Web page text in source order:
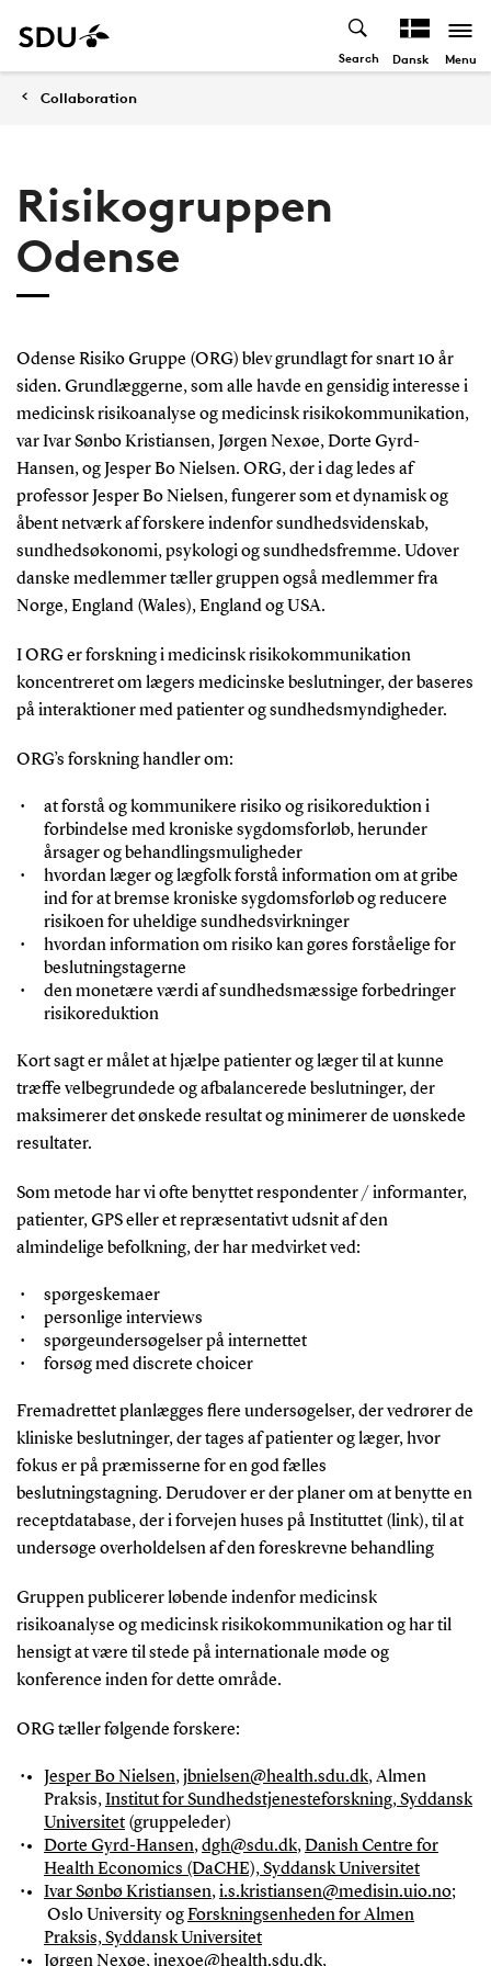
Search Dansk Menu
Collaboration
Risikogruppen
Odense
Odense Risiko Gruppe (ORG) blev grundlagt for snart 10 år
siden. Grundlæggerne, som alle havde en gensidig interesse i
medicinsk risikoanalyse og medicinsk risikokommunikation,
var Ivar Sønbo Kristiansen, Jørgen Nexøe, Dorte Gyrd-
Hansen, og Jesper Bo Nielsen. ORG, der i dag ledes af
professor Jesper Bo Nielsen, fungerer som et dynamisk og
åbent netværk af forskere indenfor sundhedsvidenskab,
sundhedsøkonomi, psykologi og sundhedsfremme. Udover
danske medlemmer tæller gruppen også medlemmer fra
Norge, England (Wales), England og USA.
I ORG er forskning i medicinsk risikokommunikation
koncentreret om lægers medicinske beslutninger, der baseres
på interaktioner med patienter og sundhedsmyndigheder.
ORG’s forskning handler om:
at forstå og kommunikere risiko og risikoreduktion i
forbindelse med kroniske sygdomsforløb, herunder
årsager og behandlingsmuligheder
hvordan læger og lægfolk forstå information om at gribe
ind for at bremse kroniske sygdomsforløb og reducere
risikoen for uheldige sundhedsvirkninger
hvordan information om risiko kan gøres forståelige for
beslutningstagerne
den monetære værdi af sundhedsmæssige forbedringer
risikoreduktion
Kort sagt er målet at hjælpe patienter og læger til at kunne
træffe velbegrundede og afbalancerede beslutninger, der
maksimerer det ønskede resultat og minimerer de uønskede
resultater.
Som metode har vi ofte benyttet respondenter / informanter,
patienter, GPS eller et repræsentativt udsnit af den
almindelige befolkning, der har medvirket ved:
spørgeskemaer
personlige interviews
spørgeundersøgelser på internettet
forsøg med discrete choicer
Fremadrettet planlægges flere undersøgelser, der vedrører de
kliniske beslutninger, der tages af patienter og læger, hvor
fokus er på præmisserne for en god fælles
beslutningstagning. Derudover er der planer om at benytte en
receptdatabase, der i forvejen huses på Instituttet (link), til at
undersøge overholdelsen af den foreskrevne behandling
Gruppen publicerer løbende indenfor medicinsk
risikoanalyse og medicinsk risikokommunikation og har til
hensigt at være til stede på internationale møde og
konference inden for dette område.
ORG tæller følgende forskere:
Jesper Bo Nielsen,jbnielsen@health.sdu.dk, Almen
Praksis,Institut for Sundhedstjenesteforskning, Syddansk
Universitet(gruppeleder)
Dorte Gyrd-Hansen,dgh@sdu.dk,Danish Centre for
Health Economics (DaCHE), Syddansk Universitet
Ivar Sønbø Kristiansen,i.s.kristiansen@medisin.uio.no;
Oslo University ogForskningsenheden for Almen
Praksis, Syddansk Universitet
Jørgen Nexøe,jnexoe@health.sdu.dk,